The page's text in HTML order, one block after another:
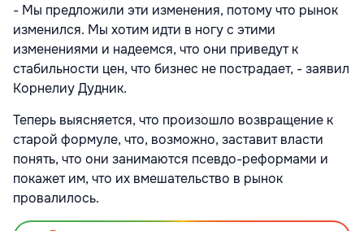
- Мы предложили эти изменения, потому что рынок
изменился. Мы хотим идти в ногу с этими
изменениями и надеемся, что они приведут к
стабильности цен, что бизнес не пострадает, - заявил
Корнелиу Дудник.
Теперь выясняется, что произошло возвращение к
старой формуле, что, возможно, заставит власти
понять, что они занимаются псевдо-реформами и
покажет им, что их вмешательство в рынок
провалилось.